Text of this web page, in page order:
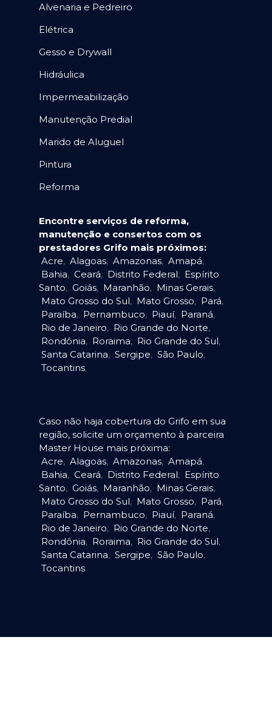
Alvenaria e Pedreiro
Elétrica
Gesso e Drywall
Hidráulica
Impermeabilização
Manutenção Predial
Marido de Aluguel
Pintura
Reforma
Encontre serviços de reforma,
manutenção e consertos com os
prestadores Grifo mais próximos:
Acre, Alagoas, Amazonas, Amapá,
Bahia, Ceará, Distrito Federal, Espírito
Santo, Goiás, Maranhão, Minas Gerais,
Mato Grosso do Sul, Mato Grosso, Pará,
Paraíba, Pernambuco, Piauí, Paraná,
Rio de Janeiro, Rio Grande do Norte,
Rondônia, Roraima, Rio Grande do Sul,
Santa Catarina, Sergipe, São Paulo,
Tocantins.
Caso não haja cobertura do Grifo em sua
região, solicite um orçamento à parceira
Master House mais próxima:
Acre, Alagoas, Amazonas, Amapá,
Bahia, Ceará, Distrito Federal, Espírito
Santo, Goiás, Maranhão, Minas Gerais,
Mato Grosso do Sul, Mato Grosso, Pará,
Paraíba, Pernambuco, Piauí, Paraná,
Rio de Janeiro, Rio Grande do Norte,
Rondônia, Roraima, Rio Grande do Sul,
Santa Catarina, Sergipe, São Paulo,
Tocantins.